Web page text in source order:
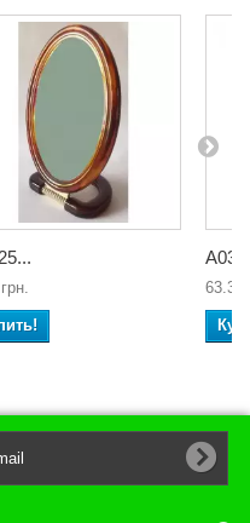
63.3